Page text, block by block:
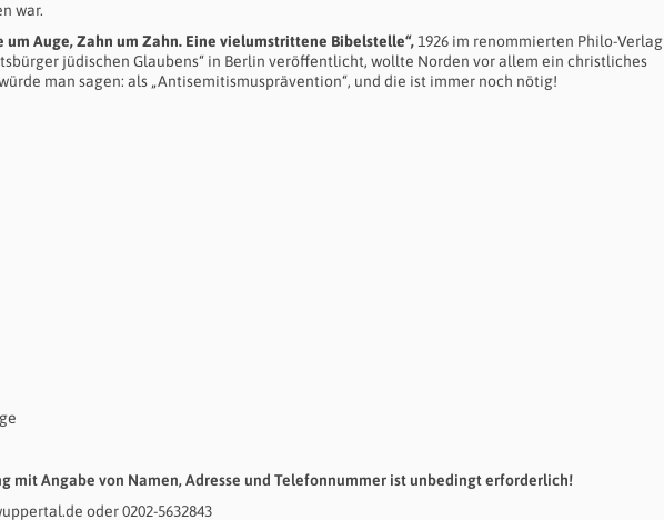
war.
um Auge, Zahn um Zahn. Eine vielumstrittene Bibelstelle“, 1926 im renommierten Philo-Verlag
jüdischen Glaubens“ in Berlin veröffentlicht, wollte Norden vor allem ein christliches
man sagen: als „Antisemitismusprävention“, und die ist immer noch nötig!
mit Angabe von Namen, Adresse und Telefonnummer ist unbedingt erforderlich!
oder 0202-5632843